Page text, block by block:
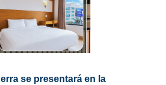
se presentará en la